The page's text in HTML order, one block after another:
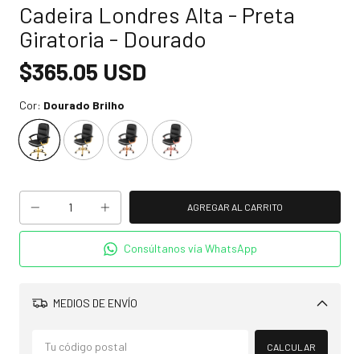
Cadeira Londres Alta - Preta
Giratoria - Dourado
$365.05 USD
Cor: Dourado Brilho
Consúltanos vía WhatsApp
MEDIOS DE ENVÍO
Cambiar CP
CALCULAR